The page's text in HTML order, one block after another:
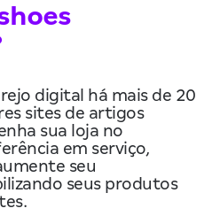
digital há mais de 20
sites de artigos
sua loja no
em serviço,
seu
seus produtos